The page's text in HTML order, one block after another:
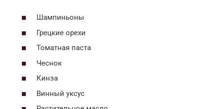
Шампиньоны
Грецкие орехи
Томатная паста
Чеснок
Кинза
Винный уксус